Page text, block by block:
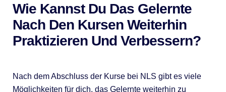
Wie Kannst Du Das Gelernte
Nach Den Kursen Weiterhin
Praktizieren Und Verbessern?
Nach dem Abschluss der Kurse bei NLS gibt es viele
Möglichkeiten für dich, das Gelernte weiterhin zu